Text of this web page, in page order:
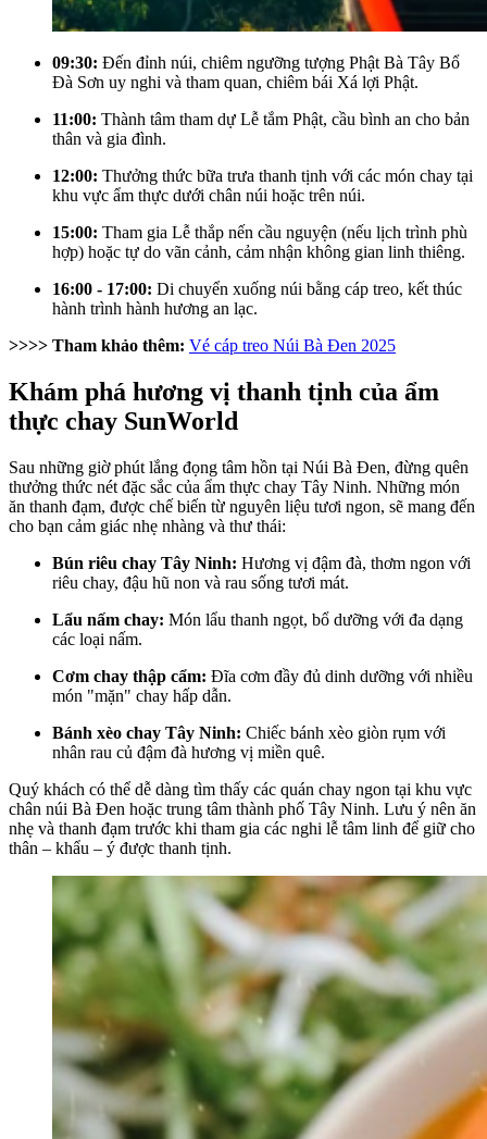
09:30: Đến đỉnh núi, chiêm ngưỡng tượng Phật Bà Tây Bổ
Đà Sơn uy nghi và tham quan, chiêm bái Xá lợi Phật.
11:00: Thành tâm tham dự Lễ tắm Phật, cầu bình an cho bản
thân và gia đình.
12:00: Thưởng thức bữa trưa thanh tịnh với các món chay tại
khu vực ẩm thực dưới chân núi hoặc trên núi.
15:00: Tham gia Lễ thắp nến cầu nguyện (nếu lịch trình phù
hợp) hoặc tự do vãn cảnh, cảm nhận không gian linh thiêng.
16:00 - 17:00: Di chuyển xuống núi bằng cáp treo, kết thúc
hành trình hành hương an lạc.
>>>> Tham khảo thêm: Vé cáp treo Núi Bà Đen 2025
Khám phá hương vị thanh tịnh của ẩm
thực chay SunWorld
Sau những giờ phút lắng đọng tâm hồn tại Núi Bà Đen, đừng quên
thưởng thức nét đặc sắc của ẩm thực chay Tây Ninh. Những món
ăn thanh đạm, được chế biến từ nguyên liệu tươi ngon, sẽ mang đến
cho bạn cảm giác nhẹ nhàng và thư thái:
Bún riêu chay Tây Ninh: Hương vị đậm đà, thơm ngon với
riêu chay, đậu hũ non và rau sống tươi mát.
Lẩu nấm chay: Món lẩu thanh ngọt, bổ dưỡng với đa dạng
các loại nấm.
Cơm chay thập cẩm: Đĩa cơm đầy đủ dinh dưỡng với nhiều
món "mặn" chay hấp dẫn.
Bánh xèo chay Tây Ninh: Chiếc bánh xèo giòn rụm với
nhân rau củ đậm đà hương vị miền quê.
Quý khách có thể dễ dàng tìm thấy các quán chay ngon tại khu vực
chân núi Bà Đen hoặc trung tâm thành phố Tây Ninh. Lưu ý nên ăn
nhẹ và thanh đạm trước khi tham gia các nghi lễ tâm linh để giữ cho
thân – khẩu – ý được thanh tịnh.